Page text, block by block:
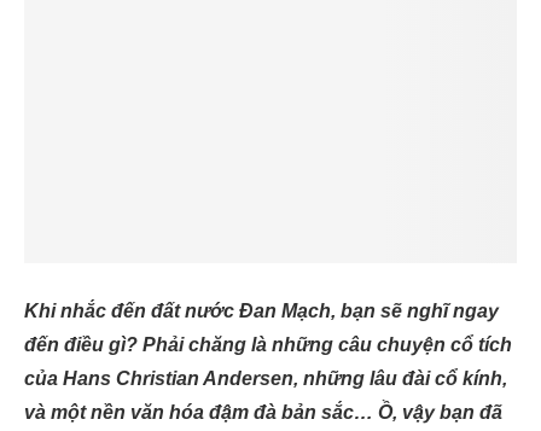
Khi nhắc đến đất nước Đan Mạch, bạn sẽ nghĩ ngay
đến điều gì? Phải chăng là những câu chuyện cổ tích
của Hans Christian Andersen, những lâu đài cổ kính,
và một nền văn hóa đậm đà bản sắc… Ồ, vậy bạn đã